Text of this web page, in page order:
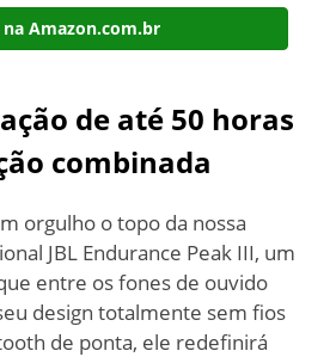
na Amazon.com.br
de até 50 horas
combinada
orgulho o topo da nossa
JBL Endurance Peak III, um
entre os fones de ouvido
design totalmente sem fios
de ponta, ele redefinirá